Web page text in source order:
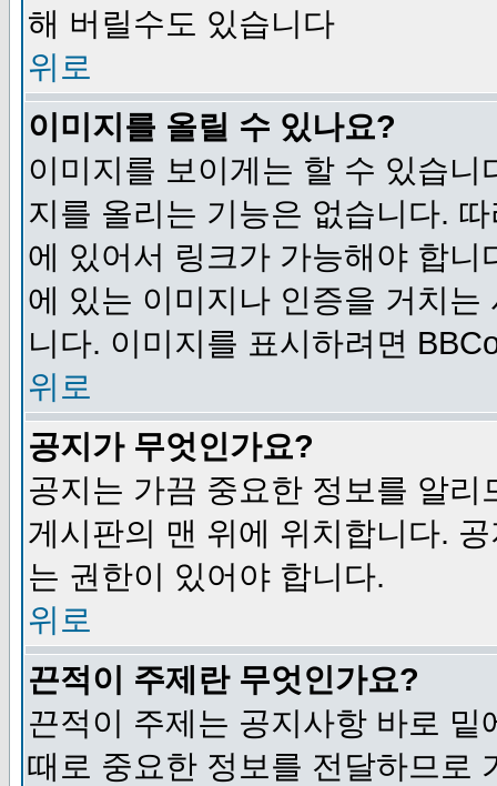
해 버릴수도 있습니다
위로
이미지를 올릴 수 있나요?
이미지를 보이게는 할 수 있습
지를 올리는 기능은 없습니다.
에 있어서 링크가 가능해야 합
에 있는 이미지나 인증을 거치
니다. 이미지를 표시하려면
위로
공지가 무엇인가요?
공지는 가끔 중요한 정보를 알
게시판의 맨 위에 위치합니다.
는 권한이 있어야 합니다.
위로
끈적이 주제란 무엇인가요?
끈적이 주제는 공지사항 바로
때로 중요한 정보를 전달하므로